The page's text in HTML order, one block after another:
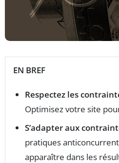
EN BREF
Respectez les
Optimisez votre site
S’adapter aux
pratiques
apparaître dans les